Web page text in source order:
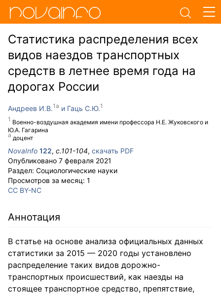
Статистика распределения всех
видов наездов транспортных
средств в летнее время года на
дорогах России
Андреев И.В.
Военно-воздушная академия имени профессора Н.Е. Жуковского и
Ю.А. Гагарина
доцент
Гаць С.Ю.
NovaInfo 122, с.101-104, скачать PDF
Опубликовано 7 февраля 2021
Раздел: Социологические науки
Просмотров за месяц: 1
CC BY-NC
Аннотация
В статье на основе анализа официальных данных
статистики за 2015 — 2020 годы установлено
распределение таких видов дорожно-
транспортных происшествий, как наезды на
стоящее транспортное средство, препятствие,